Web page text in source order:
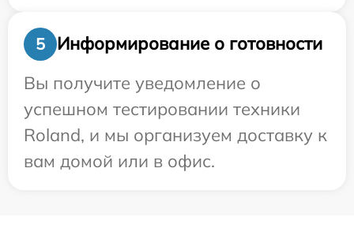
5
Информирование о готовности
Вы получите уведомление о
успешном тестировании техники
Roland, и мы организуем доставку к
вам домой или в офис.